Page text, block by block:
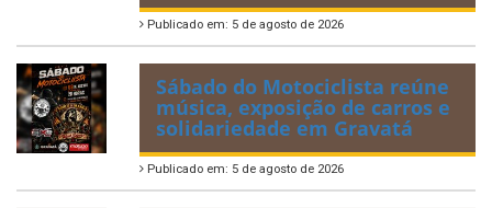
Publicado em: 5 de agosto de 2026
Sábado do Motociclista reúne
música, exposição de carros e
solidariedade em Gravatá
Publicado em: 5 de agosto de 2026